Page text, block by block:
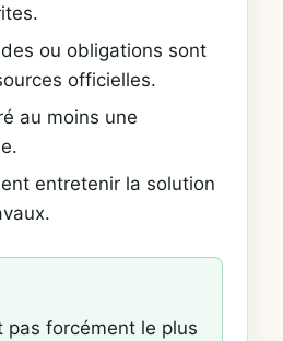
ou obligations sont
officielles.
au moins une
entretenir la solution
pas forcément le plus